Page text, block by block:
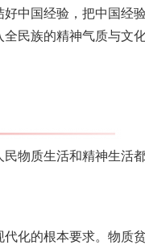
中国经验，把中国经
民族的精神气质与文化
物质生活和精神生活
化的根本要求。物质